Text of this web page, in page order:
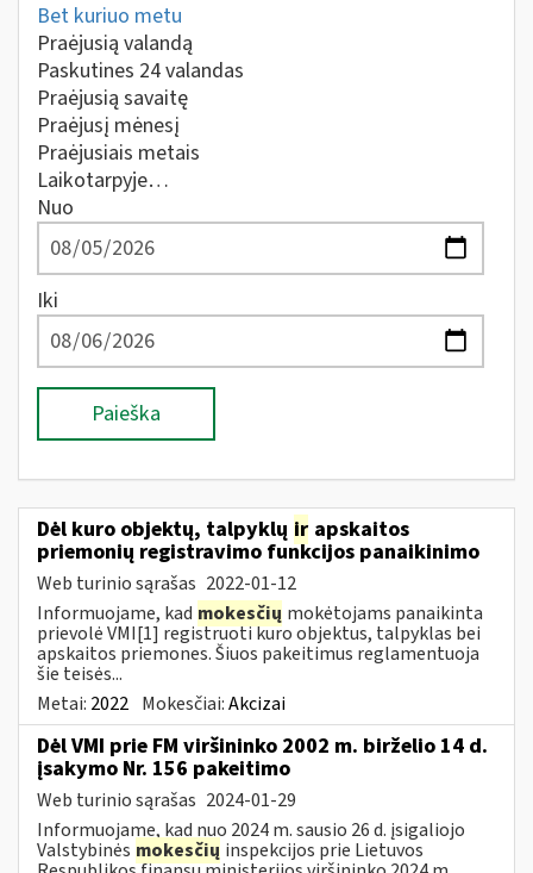
Bet kuriuo metu
Praėjusią valandą
Paskutines 24 valandas
Praėjusią savaitę
Praėjusį mėnesį
Praėjusiais metais
Laikotarpyje…
Nuo
Iki
Paieška
Dėl kuro objektų, talpyklų ir apskaitos
priemonių registravimo funkcijos panaikinimo
Web turinio sąrašas 2022-01-12
Informuojame, kad mokesčių mokėtojams panaikinta
prievolė VMI[1] registruoti kuro objektus, talpyklas bei
apskaitos priemones. Šiuos pakeitimus reglamentuoja
šie teisės...
Metai: 2022 Mokesčiai:Akcizai
Dėl VMI prie FM viršininko 2002 m. birželio 14 d.
įsakymo Nr. 156 pakeitimo
Web turinio sąrašas 2024-01-29
Informuojame, kad nuo 2024 m. sausio 26 d. įsigaliojo
Valstybinės mokesčių inspekcijos prie Lietuvos